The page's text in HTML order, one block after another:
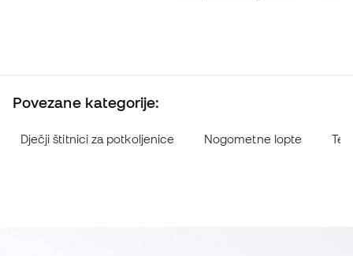
Povezane kategorije:
Dječji štitnici za potkoljenice Nogometne lopte